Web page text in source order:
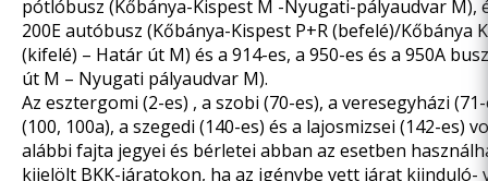
pótlóbusz (Kőbánya-Kispest M -Nyugati-pályaudvar M),
200E autóbusz (Kőbánya-Kispest P+R (befelé)/Kőbánya
(kifelé) – Határ út M) és a 914-es, a 950-es és a 950A
út M – Nyugati pályaudvar M).
Az esztergomi (2-es) , a szobi (70-es), a veresegyházi
(100, 100a), a szegedi (140-es) és a lajosmizsei (142-es)
alábbi fajta jegyei és bérletei abban az esetben
kijelölt BKK-járatokon, ha az igénybe vett járat kiinduló-